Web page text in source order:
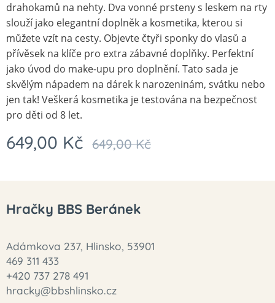
drahokamů na nehty. Dva vonné prsteny s leskem na rty
slouží jako elegantní doplněk a kosmetika, kterou si
můžete vzít na cesty. Objevte čtyři sponky do vlasů a
přívěsek na klíče pro extra zábavné doplňky. Perfektní
jako úvod do make-upu pro doplnění. Tato sada je
skvělým nápadem na dárek k narozeninám, svátku nebo
jen tak! Veškerá kosmetika je testována na bezpečnost
pro děti od 8 let.
649,00 Kč 649,00Kč
Hračky BBS Beránek
Adámkova 237, Hlinsko, 53901
469 311 433
+420 737 278 491
hracky@bbshlinsko.cz